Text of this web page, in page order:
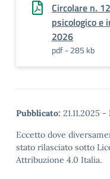
Circolare n.
psicologico e
2026
pdf - 285 kb
Pubblicato: 21.11.2025 -
Eccetto dove
stato rilasciato sotto
Attribuzione 4.0 Italia.